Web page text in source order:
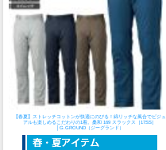
【春夏】ストレッチコットンが快適にのびる！綿リッチな風合でビジュ
アルも楽しめるこだわりの1着。桑和 169 スラックス［17SS］
│G.GROUND（ジーグランド）